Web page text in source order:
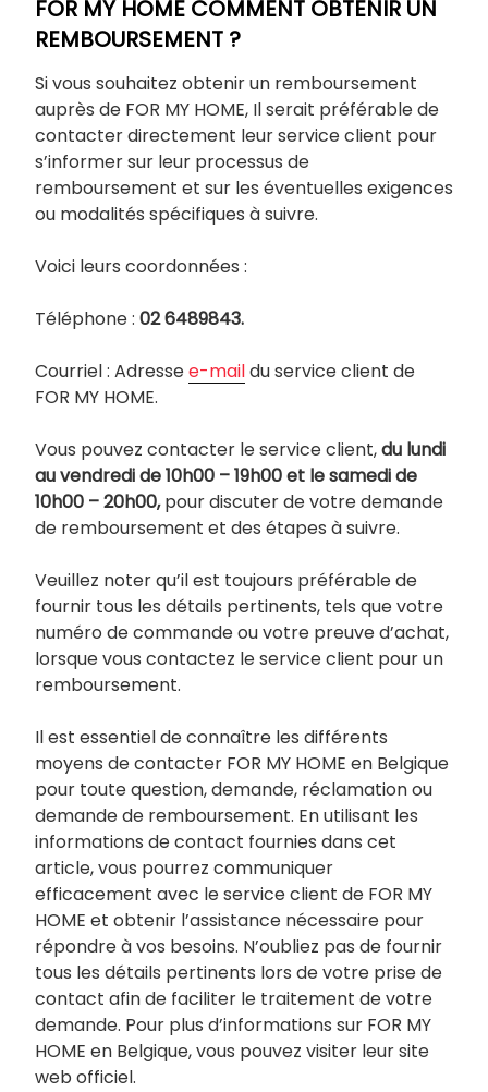
FOR MY HOME COMMENT OBTENIR UN
REMBOURSEMENT ?
Si vous souhaitez obtenir un remboursement
auprès de FOR MY HOME, Il serait préférable de
contacter directement leur service client pour
s’informer sur leur processus de
remboursement et sur les éventuelles exigences
ou modalités spécifiques à suivre.
Voici leurs coordonnées :
Téléphone : 02 6489843.
Courriel : Adressee-maildu service client de
FOR MY HOME.
Vous pouvez contacter le service client,du lundi
au vendredi de 10h00 – 19h00 et le samedi de
10h00 – 20h00,pour discuter de votre demande
de remboursement et des étapes à suivre.
Veuillez noter qu’il est toujours préférable de
fournir tous les détails pertinents, tels que votre
numéro de commande ou votre preuve d’achat,
lorsque vous contactez le service client pour un
remboursement.
Il est essentiel de connaître les différents
moyens de contacter FOR MY HOME en Belgique
pour toute question, demande, réclamation ou
demande de remboursement. En utilisant les
informations de contact fournies dans cet
article, vous pourrez communiquer
efficacement avec le service client de FOR MY
HOME et obtenir l’assistance nécessaire pour
répondre à vos besoins. N’oubliez pas de fournir
tous les détails pertinents lors de votre prise de
contact afin de faciliter le traitement de votre
demande. Pour plus d’informations sur FOR MY
HOME en Belgique, vous pouvez visiter leur site
web officiel.